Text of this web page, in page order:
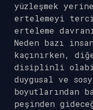
yüzleşmek
ertelemeyi
erteleme
Neden bazı
kaçınırken,
disiplinli
duygusal ve
boyutlarından
peşinden